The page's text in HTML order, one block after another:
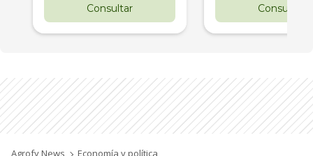
Consultar Consultar
Agrofy News Economía y política